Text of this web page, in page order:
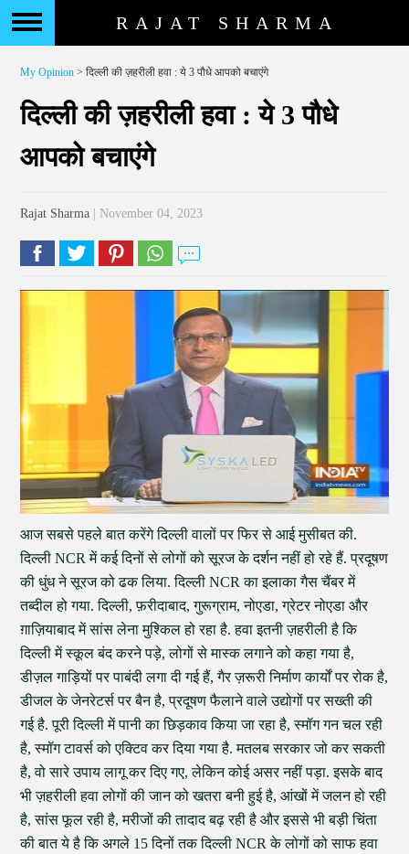
RAJAT SHARMA
My Opinion > दिल्ली की ज़हरीली हवा : ये 3 पौधे आपको बचाएंगे
दिल्ली की ज़हरीली हवा : ये 3 पौधे
आपको बचाएंगे
Rajat Sharma | November 04, 2023
आज सबसे पहले बात करेंगे दिल्ली वालों पर फिर से आई मुसीबत की.
दिल्ली NCR में कई दिनों से लोगों को सूरज के दर्शन नहीं हो रहे हैं. प्रदूषण
की धुंध ने सूरज को ढक लिया. दिल्ली NCR का इलाका गैस चैंबर में
तब्दील हो गया. दिल्ली, फ़रीदाबाद, गुरूग्राम, नोएडा, ग्रेटर नोएडा और
ग़ाज़ियाबाद में सांस लेना मुश्किल हो रहा है. हवा इतनी ज़हरीली है कि
दिल्ली में स्कूल बंद करने पड़े, लोगों से मास्क लगाने को कहा गया है,
डीज़ल गाड़ियों पर पाबंदी लगा दी गई हैं, गैर ज़रूरी निर्माण कार्यों पर रोक है,
डीजल के जेनरेटर्स पर बैन है, प्रदूषण फैलाने वाले उद्योगों पर सख्ती की
गई है. पूरी दिल्ली में पानी का छिड़काव किया जा रहा है, स्मॉग गन चल रही
है, स्मॉग टावर्स को एक्टिव कर दिया गया है. मतलब सरकार जो कर सकती
है, वो सारे उपाय लागू कर दिए गए, लेकिन कोई असर नहीं पड़ा. इसके बाद
भी ज़हरीली हवा लोगों की जान को खतरा बनी हुई है, आंखों में जलन हो रही
है, सांस फूल रही है, मरीजों की तादाद बढ़ रही है और इससे भी बड़ी चिंता
की बात ये है कि अगले 15 दिनों तक दिल्ली NCR के लोगों को साफ हवा